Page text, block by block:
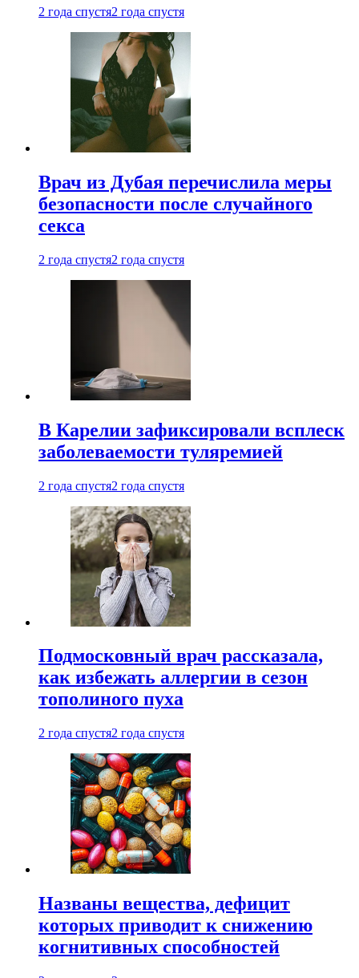
2 года спустя2 года спустя
Врач из Дубая перечислила меры
безопасности после случайного
секса
2 года спустя2 года спустя
В Карелии зафиксировали всплеск
заболеваемости туляремией
2 года спустя2 года спустя
Подмосковный врач рассказала,
как избежать аллергии в сезон
тополиного пуха
2 года спустя2 года спустя
Названы вещества, дефицит
которых приводит к снижению
когнитивных способностей